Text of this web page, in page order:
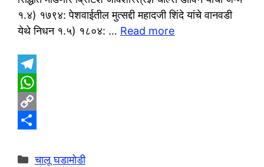
१.४) १७९४: पेशवाईतील मुत्सद्दी महादजी शिंदे यांचे वानवडी
येथे निधन १.५) १८०४: … Read more
T
e
g
W
h
t
C
p
h
Categories
चालू घडामोडी